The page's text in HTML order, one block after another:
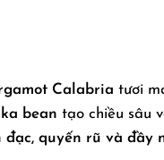
Calabria tươi
bean tạo chiều sâu
đạc, quyến rũ và đầy